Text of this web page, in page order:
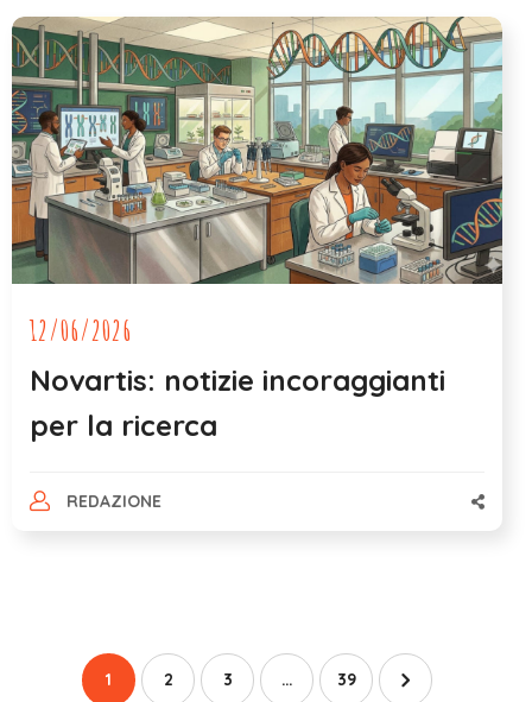
12/06/2026
Novartis: notizie incoraggianti
per la ricerca
REDAZIONE
1 2 3 … 39